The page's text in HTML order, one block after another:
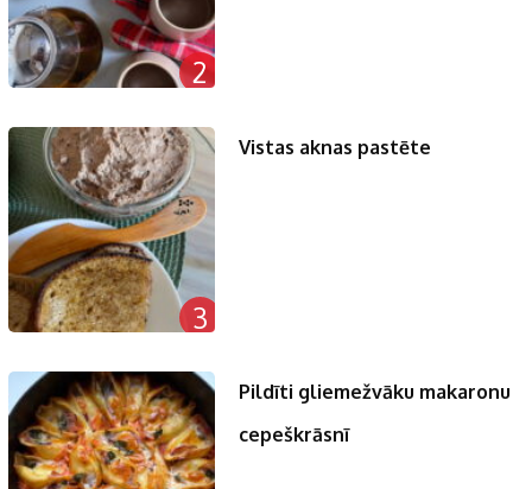
2
3
Vistas aknas pastēte
Pildīti gliemežvāku makaronu
cepeškrāsnī